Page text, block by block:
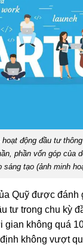
động đầu tư
phần vốn góp của
sáng tạo (ảnh minh
Quỹ được đánh
tư trong chu kỳ
gian không quá
không vượt